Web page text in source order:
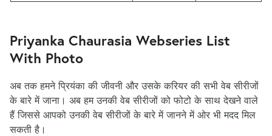
Priyanka Chaurasia Webseries List
With Photo
अब तक हमने प्रियंका की जीवनी और उसके करियर की सभी वेब सीरीजों
के बारे में जाना। अब हम उनकी वेब सीरीजों को फोटो के साथ देखने वाले
हैं जिससे आपको उनकी वेब सीरीजों के बारे में जानने में ओर भी मदद मिल
सकती है।